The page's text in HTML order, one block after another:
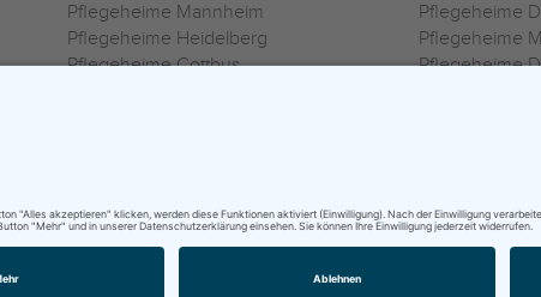
Pflegeheime Mannheim
Pflegeheime Heidelberg
Pflegeheime Cottbus
Pflegeheime
Pflegeheime
Pflegeheime